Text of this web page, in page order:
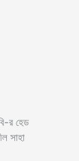
র হেড
সাহা